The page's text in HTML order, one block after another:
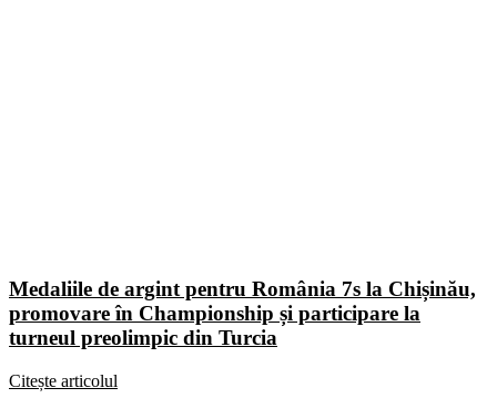
Medaliile de argint pentru România 7s la Chișinău,
promovare în Championship și participare la
turneul preolimpic din Turcia
Citește articolul